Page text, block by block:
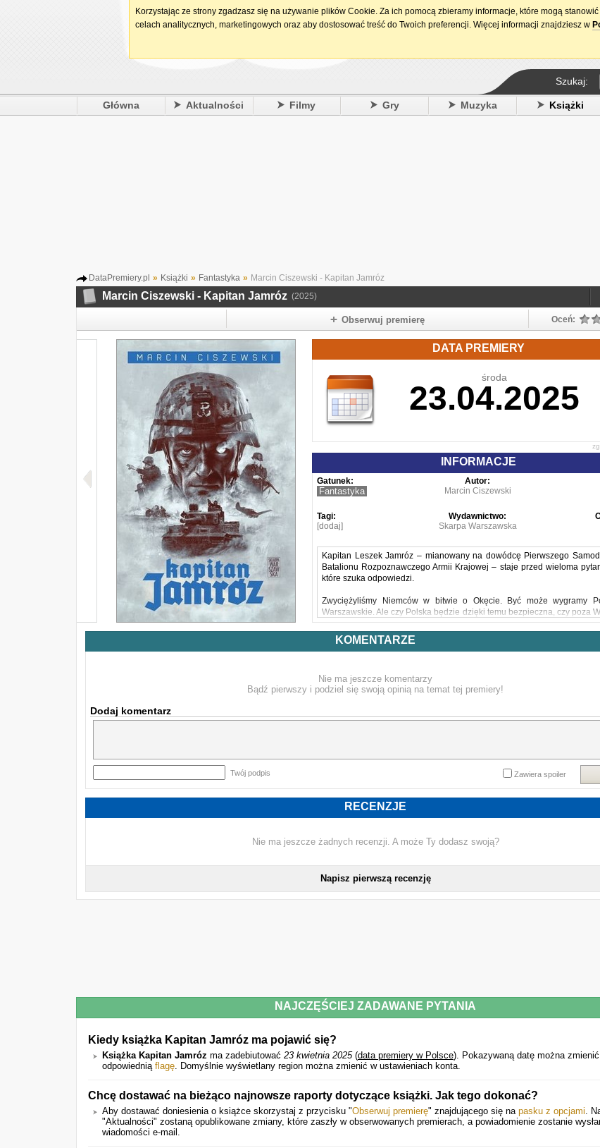
15. urodziny
Szukaj:
Główna Aktualności Filmy Gry Muzyka Książki
DataPremiery.pl » Książki » Fantastyka » Marcin Ciszewski - Kapitan Jamróz
Marcin Ciszewski - Kapitan Jamróz (2025)
Obserwuj premierę Oceń:
DATA PREMIERY
środa
23.04.2025
INFORMACJE
Gatunek:
Fantastyka
Autor:
Marcin Ciszewski
Tagi:
[dodaj]
Wydawnictwo:
Skarpa Warszawska
Kapitan Leszek Jamróz – mianowany na dowódcę Pierwszego
Batalionu Rozpoznawczego Armii Krajowej – staje przed wieloma
które szuka odpowiedzi.
Zwyciężyliśmy Niemców w bitwie o Okęcie. Być może wygramy
Warszawskie. Ale czy Polska będzie dzięki temu bezpieczna, czy poza
będzie wolna? Jak pokonać Sowietów, jak zmienić ponure
Polski?
zmieniać świat.
KOMENTARZE
Nie ma jeszcze komentarzy
Bądź pierwszy i podziel się swoją opinią na temat tej premiery!
Dodaj komentarz
Twój podpis Zawiera spoiler
RECENZJE
Nie ma jeszcze żadnych recenzji. A może Ty dodasz swoją?
Napisz pierwszą recenzję
NAJCZĘŚCIEJ ZADAWANE PYTANIA
Kiedy książka Kapitan Jamróz ma pojawić się?
Książka Kapitan Jamróz ma zadebiutować 23 kwietnia 2025(data premiery w Polsce). Pokazywaną datę można
odpowiednią flagę. Domyślnie wyświetlany region można zmienić w ustawieniach konta.
Chcę dostawać na bieżąco najnowsze raporty dotyczące książki. Jak tego dokonać?
Aby dostawać doniesienia o książce skorzystaj z przycisku "Obserwuj premierę" znajdującego się na pasku z opcjami.
"Aktualności" zostaną opublikowane zmiany, które zaszły w obserwowanych premierach, a powiadomienie zostanie
wiadomości e-mail.
NOWA
Korzystając ze strony zgadzasz się na używanie plików Cookie. Za ich pomocą zbieramy informacje, które mogą
celach analitycznych, marketingowych oraz aby dostosować treść do Twoich preferencji. Więcej informacji znajdziesz w